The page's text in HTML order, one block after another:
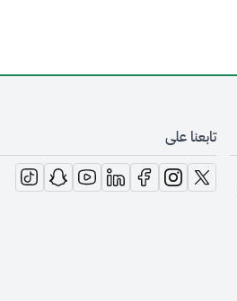
تابعنا على
opens in new window
opens in new window
opens in new window
opens in new window
opens in new window
new window